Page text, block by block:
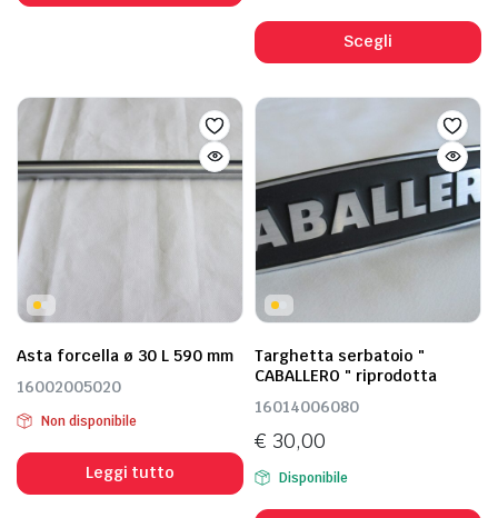
Scegli
Asta forcella ø 30 L 590 mm
16002005020
Non disponibile
Leggi tutto
Targhetta serbatoio "
CABALLERO " riprodotta
16014006080
€ 30,00
Disponibile